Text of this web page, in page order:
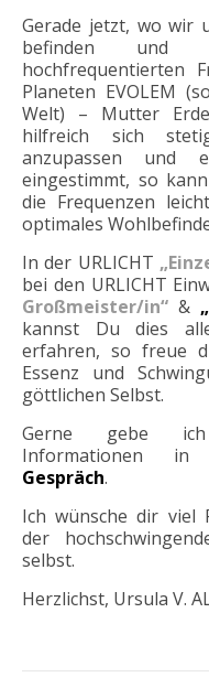
Gerade jetzt, wo wir
befinden und
hochfrequentierten
Planeten EVOLEM
Welt) – Mutter
hilfreich sich
anzupassen und
eingestimmt, so
die Frequenzen
optimales
In der URLICHT
bei den URLICHT
Großmeister/in“ &
kannst Du dies
erfahren, so freue
Essenz und
göttlichen Selbst.
Gerne gebe
Informationen
Gespräch.
Ich wünsche dir viel
der
selbst.
Herzlichst, Ursula V.